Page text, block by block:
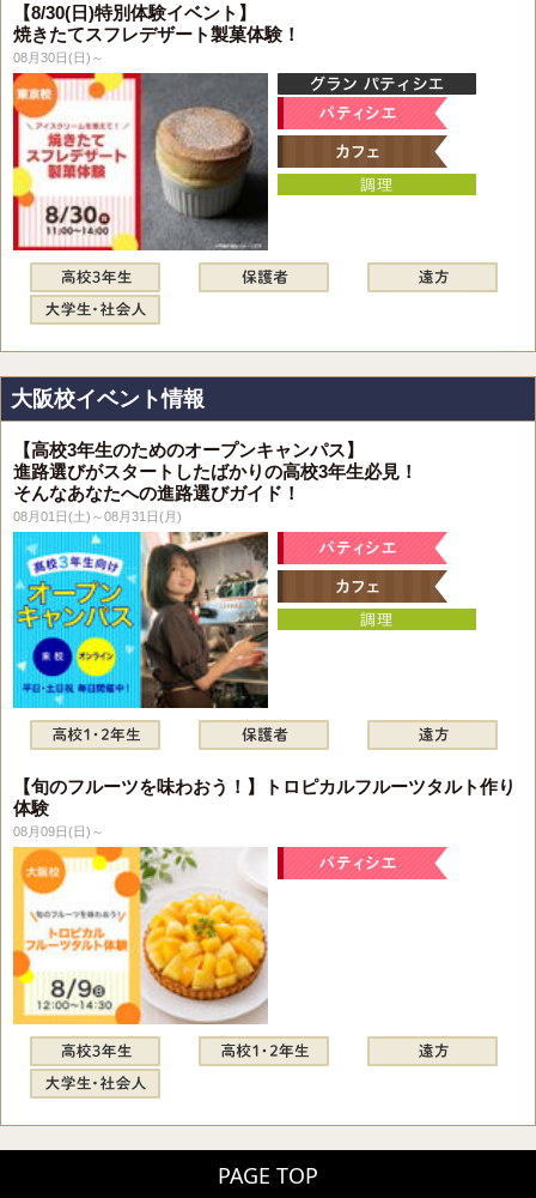
【8/30(日)特別体験イベント】
焼きたてスフレデザート製菓体験！
08月30日(日)～
大阪校イベント情報
【高校3年生のためのオープンキャンパス】
進路選びがスタートしたばかりの高校3年生必見！
そんなあなたへの進路選びガイド！
08月01日(土)～08月31日(月)
【旬のフルーツを味わおう！】トロピカルフルーツタルト作り
体験
08月09日(日)～
PAGE TOP